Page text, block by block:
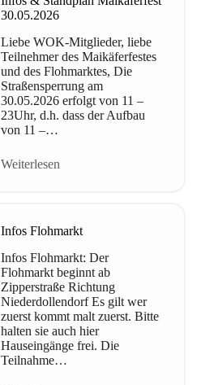
30.05.2026
Liebe WOK-Mitglieder, liebe
Teilnehmer des Maikäferfestes
und des Flohmarktes, Die
Straßensperrung am
30.05.2026 erfolgt von 11 –
23Uhr, d.h. dass der Aufbau
von 11 –…
Weiterlesen
Infos Flohmarkt
Infos Flohmarkt: Der
Flohmarkt beginnt ab
Zipperstraße Richtung
Niederdollendorf Es gilt wer
zuerst kommt malt zuerst. Bitte
halten sie auch hier
Hauseingänge frei. Die
Teilnahme…